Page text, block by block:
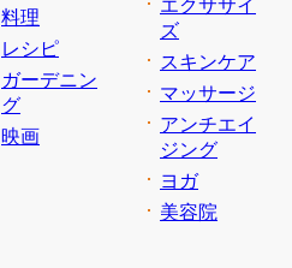
料理
レシピ
ガーデニン
グ
映画
エクササイ
ズ
スキンケア
マッサージ
アンチエイ
ジング
ヨガ
美容院